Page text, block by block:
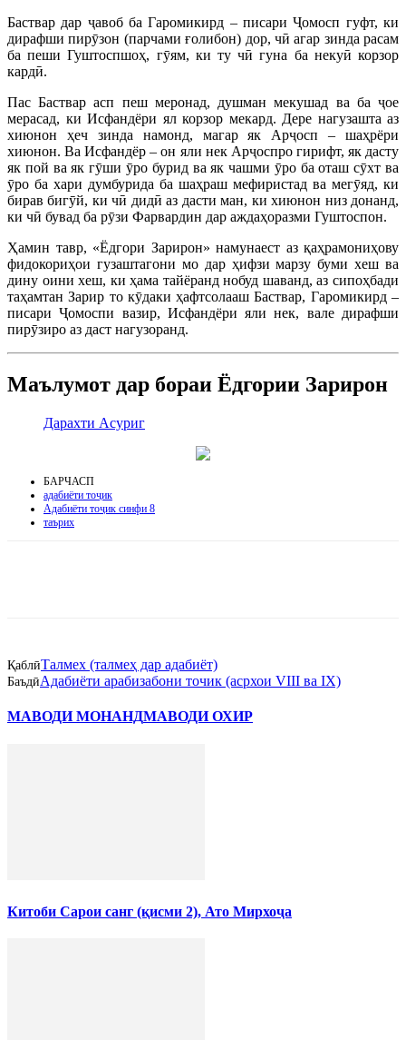
Баствар дар ҷавоб ба Гаромикирд – писари Ҷомосп гуфт, ки
дирафши пирӯзон (парчами ғолибон) дор, чӣ агар зинда расам
ба пеши Гуштоспшоҳ, гӯям, ки ту чӣ гуна ба некуӣ корзор
кардӣ.
Пас Баствар асп пеш меронад, душман мекушад ва ба ҷое
мерасад, ки Исфандёри ял корзор мекард. Дере нагузашта аз
хиюнон ҳеч зинда намонд, магар як Арҷосп – шаҳрёри
хиюнон. Ва Исфандёр – он яли нек Арҷоспро гирифт, як дасту
як пой ва як гӯши ӯро бурид ва як чашми ӯро ба оташ сӯхт ва
ӯро ба хари думбурида ба шаҳраш мефиристад ва мегӯяд, ки
бирав бигӯй, ки чӣ дидӣ аз дасти ман, ки хиюнон низ донанд,
ки чӣ бувад ба рӯзи Фарвардин дар аждаҳоразми Гуштоспон.
Ҳамин тавр, «Ёдгори Зарирон» намунаест аз қаҳрамониҳову
фидокориҳои гузаштагони мо дар ҳифзи марзу буми хеш ва
дину оини хеш, ки ҳама тайёранд нобуд шаванд, аз сипоҳбади
таҳамтан Зарир то кӯдаки ҳафтсолааш Баствар, Гаромикирд –
писари Ҷомоспи вазир, Исфандёри яли нек, вале дирафши
пирӯзиро аз даст нагузоранд.
Маълумот дар бораи Ёдгории Зарирон
Дарахти Асуриг
БАРЧАСП
адабиёти тоҷик
Адабиёти тоҷик синфи 8
таърих
ҚаблӣТалмех (талмеҳ дар адабиёт)
БаъдӣАдабиёти арабизабони точик (асрхои VIII ва IX)
МАВОДИ МОНАНДМАВОДИ ОХИР
Китоби Сарои санг (қисми 2), Ато Мирхоҷа